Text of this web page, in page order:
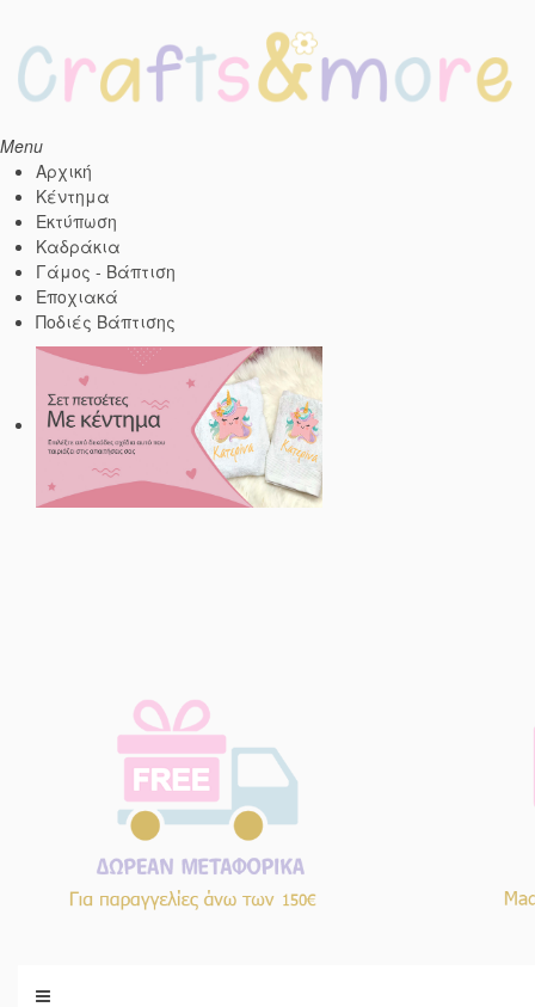
Menu
Αρχική
Κέντημα
Εκτύπωση
Kαδράκια
Γάμος - Βάπτιση
Εποχιακά
Ποδιές Βάπτισης